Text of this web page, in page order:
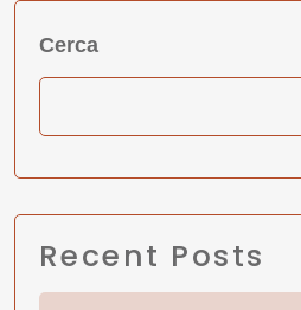
Cerca
Recent Posts